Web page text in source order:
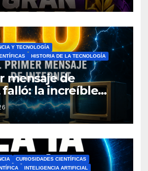
Y TECNOLOGÍA
HISTORIA DE LA TECNOLOGÍA
mensaje de
la increíble
ARPANET que
mundo
CURIOSIDADES CIENTÍFICAS
INTELIGENCIA ARTIFICIAL